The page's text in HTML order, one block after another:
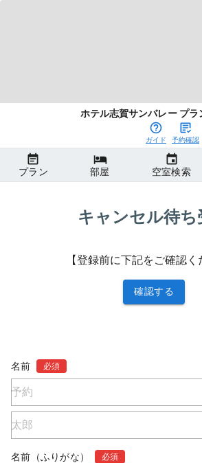
ホテル志賀サンバレー プラ
予約確認
ガイド
プラン 部屋 空室検索
キャンセル待ち
【登録前に下記をご確認く
確認する
名前 必須
名前（ふりがな） 必須